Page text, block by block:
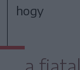
hogy